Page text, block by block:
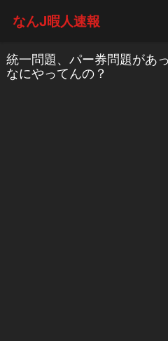
なんJ暇人速報
統一問題、パー券問題があ
なにやってんの？